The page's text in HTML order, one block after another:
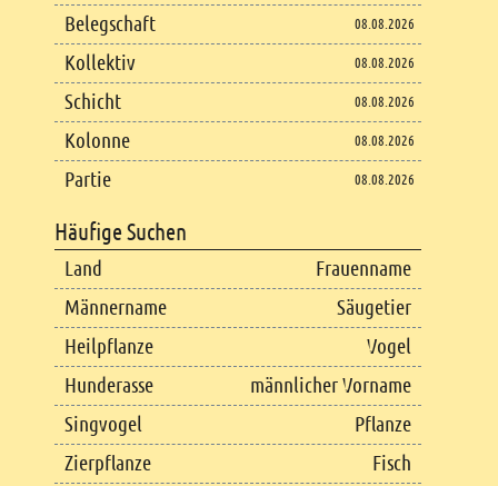
Belegschaft 08.08.2026
Kollektiv 08.08.2026
Schicht 08.08.2026
Kolonne 08.08.2026
Partie 08.08.2026
Häufige Suchen
Land
Frauenname
Männername
Säugetier
Heilpflanze
Vogel
Hunderasse
männlicher Vorname
Singvogel
Pflanze
Zierpflanze
Fisch